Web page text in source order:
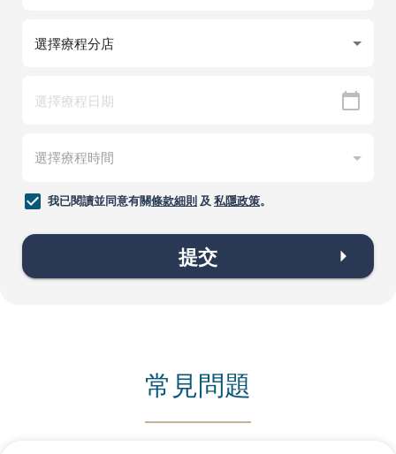
我已閱讀並同意有關條款細則及 私隱政策。
提交
常見問題